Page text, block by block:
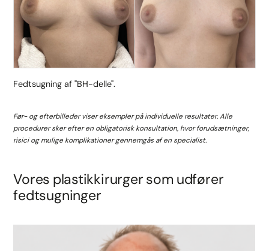
Fedtsugning af "BH-delle".
Før- og efterbilleder viser eksempler på individuelle resultater. Alle
procedurer sker efter en obligatorisk konsultation, hvor forudsætninger,
risici og mulige komplikationer gennemgås af en specialist.
Vores plastikkirurger som udfører
fedtsugninger